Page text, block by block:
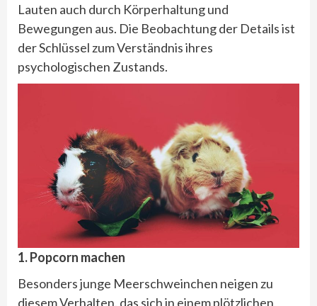
Lauten auch durch Körperhaltung und
Bewegungen aus. Die Beobachtung der Details ist
der Schlüssel zum Verständnis ihres
psychologischen Zustands.
1. Popcorn machen
Besonders junge Meerschweinchen neigen zu
diesem Verhalten, das sich in einem plötzlichen